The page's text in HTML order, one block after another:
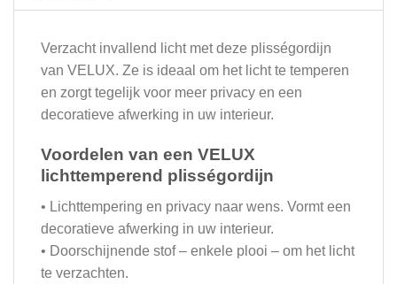
Verzacht invallend licht met deze plisségordijn
van VELUX. Ze is ideaal om het licht te temperen
en zorgt tegelijk voor meer privacy en een
decoratieve afwerking in uw interieur.
Voordelen van een VELUX
lichttemperend plisségordijn
• Lichttempering en privacy naar wens. Vormt een
decoratieve afwerking in uw interieur.
• Doorschijnende stof – enkele plooi – om het licht
te verzachten.